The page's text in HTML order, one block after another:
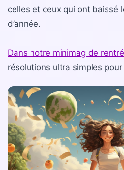
La Diet Box
Magazine
Minimag
Recettes
FRANCHISE
Devenez franchisé(e)
Reconversion professionnelle
celles et ceux qui ont baissé
d’année.
Dans notre minimag de
résolutions ultra simples